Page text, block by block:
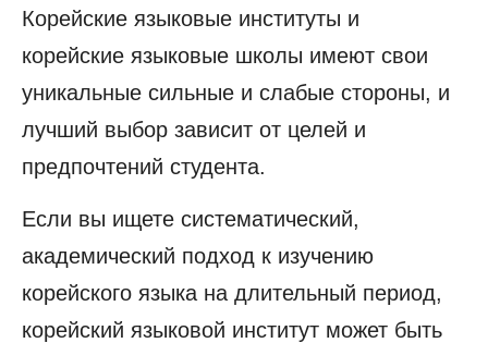
Корейские языковые институты и
корейские языковые школы имеют свои
уникальные сильные и слабые стороны, и
лучший выбор зависит от целей и
предпочтений студента.
Если вы ищете систематический,
академический подход к изучению
корейского языка на длительный период,
корейский языковой институт может быть